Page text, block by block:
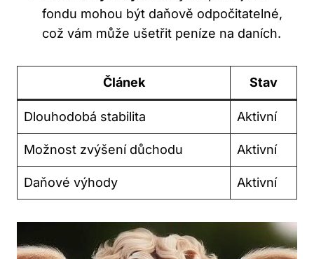
fondu mohou‌ být daňově odpočitatelné,
což vám může ​ušetřit peníze na daních.
Článek Stav
Dlouhodobá‍ stabilita Aktivní
Možnost zvýšení důchodu Aktivní
Daňové výhody Aktivní